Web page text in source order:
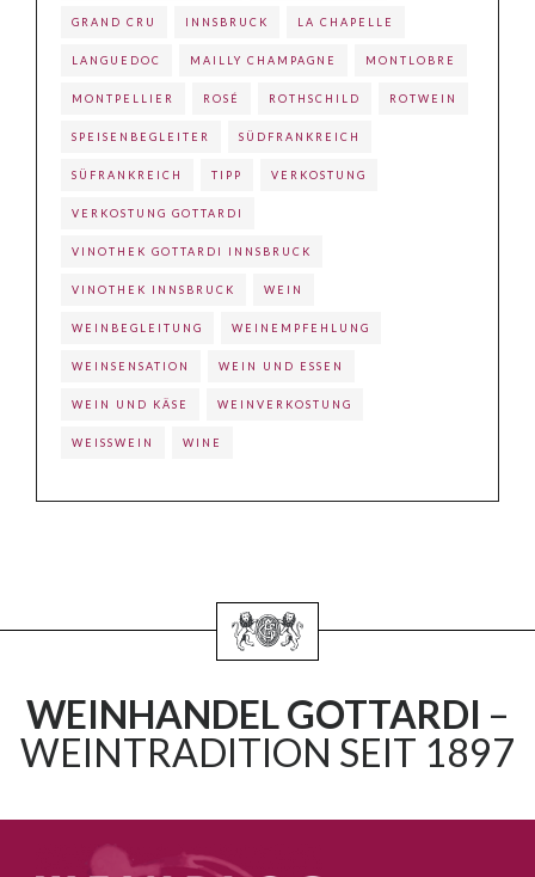
GRAND CRU INNSBRUCK LA CHAPELLE
LANGUEDOC MAILLY CHAMPAGNE MONTLOBRE
MONTPELLIER ROSÉ ROTHSCHILD ROTWEIN
SPEISENBEGLEITER SÜDFRANKREICH
SÜFRANKREICH TIPP VERKOSTUNG
VERKOSTUNG GOTTARDI
VINOTHEK GOTTARDI INNSBRUCK
VINOTHEK INNSBRUCK WEIN
WEINBEGLEITUNG WEINEMPFEHLUNG
WEINSENSATION WEIN UND ESSEN
WEIN UND KÄSE WEINVERKOSTUNG
WEISSWEIN WINE
WEINHANDEL GOTTARDI –
WEINTRADITION SEIT 1897